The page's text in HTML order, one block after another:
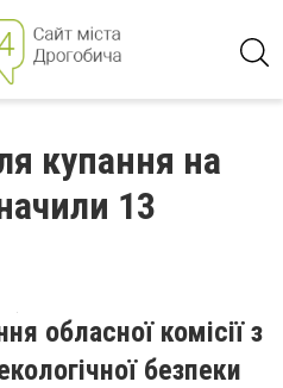
купання на
13
обласної комісії з
безпеки